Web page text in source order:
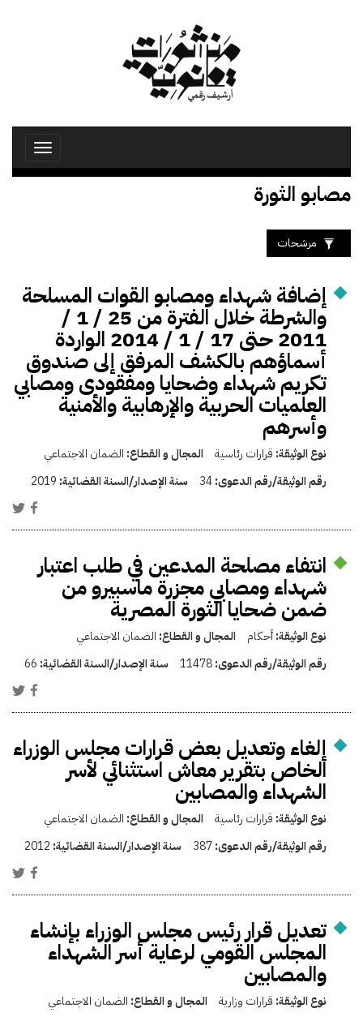
Toggle
مصابو الثورة
مرشحات
إضافة شهداء ومصابو القوات المسلحة
والشرطة خلال الفترة من 25 / 1 /
2011 حتى 17 / 1 / 2014 الواردة
أسماؤهم بالكشف المرفق إلى صندوق
تكريم شهداء وضحايا ومفقودى ومصابي
العلميات الحربية والإرهابية والأمنية
وأسرهم
نوع الوثيقة: قرارات رئاسية المجال و القطاع: الضمان الاجتماعي
رقم الوثيقة/رقم الدعوى:34 سنة الإصدار/السنة القضائية: 2019
انتفاء مصلحة المدعين في طلب اعتبار
شهداء ومصابي مجزرة ماسبيرو من
ضمن ضحايا الثورة المصرية
نوع الوثيقة:أحكام المجال و القطاع: الضمان الاجتماعي
رقم الوثيقة/رقم الدعوى:11478 سنة الإصدار/السنة القضائية: 66
إلغاء وتعديل بعض قرارات مجلس الوزراء
الخاص بتقرير معاش استثنائي لأسر
الشهداء والمصابين
نوع الوثيقة: قرارات رئاسية المجال و القطاع: الضمان الاجتماعي
رقم الوثيقة/رقم الدعوى:387 سنة الإصدار/السنة القضائية: 2012
تعديل قرار رئيس مجلس الوزراء بإنشاء
المجلس القومي لرعاية أسر الشهداء
والمصابين
نوع الوثيقة: قرارات وزارية المجال و القطاع: الضمان الاجتماعي